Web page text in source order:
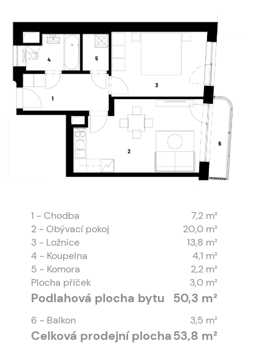
1 - Chodba
7,2 m²
2- Obývací pokoj
20,0 m²
3- Ložnice
13,8 m²
4- Koupelna
4,1 m²
5 - Komora
2,2 m²
Plocha příček
3,0 m²
Podlahová plocha bytu 50,3 m²
6 - Balkon 3,5 m²
Celková prodejní plocha53,8 m²